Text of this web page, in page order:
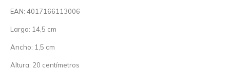
EAN: 4017166113006
Largo: 14,5 cm
Ancho: 1,5 cm
Altura: 20 centímetros